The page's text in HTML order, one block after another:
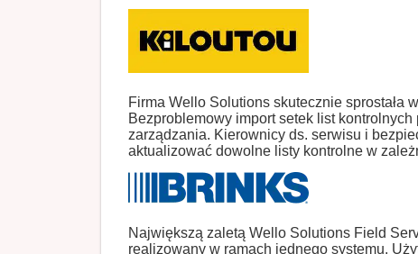
Firma Wello Solutions skutecznie sprostała
Bezproblemowy import setek list
zarządzania. Kierownicy ds. serwisu i
aktualizować dowolne listy kontrolne w
Największą zaletą Wello Solutions Field
realizowany w ramach jednego systemu.